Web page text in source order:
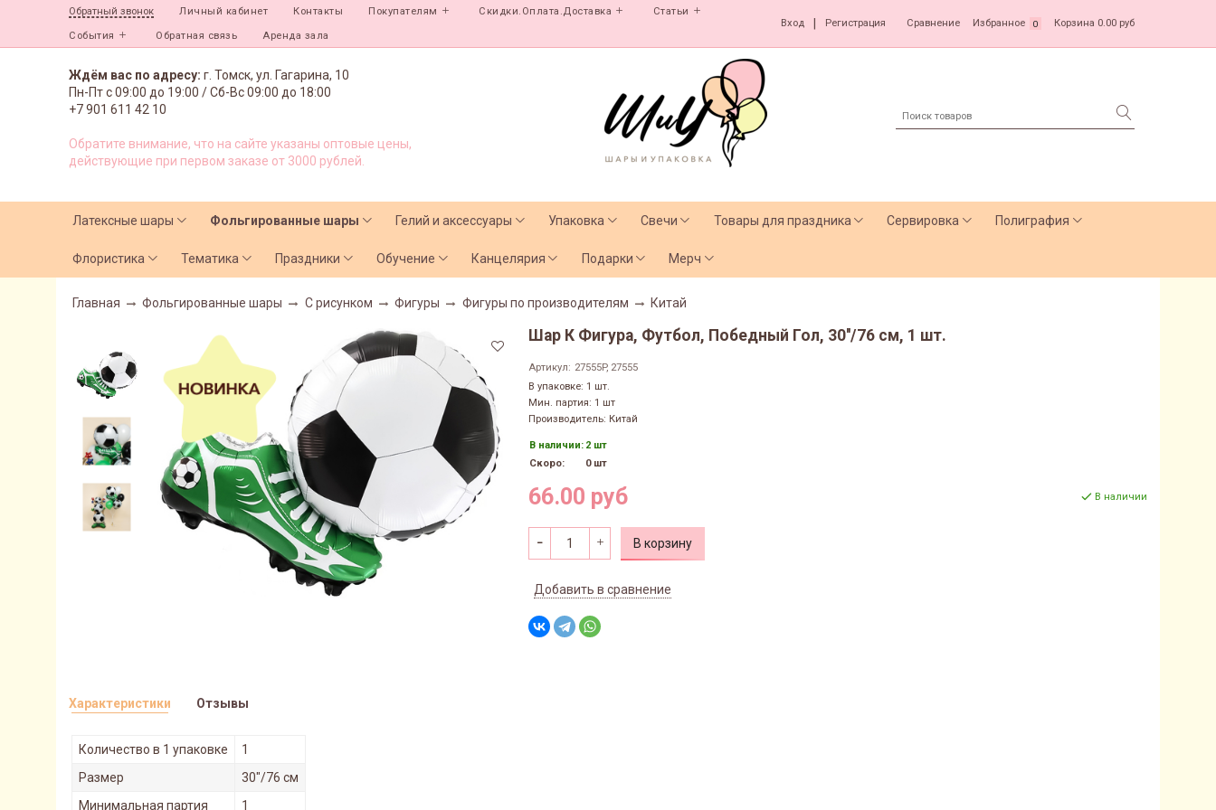
Обратный звонок Личный кабинет Контакты Покупателям Скидки.Оплата.Доставка Статьи
События Обратная связь Аренда зала
Вход Регистрация Сравнение Избранное 0 Корзина 0.00 руб
Ждём вас по адресу: г. Томск, ул. Гагарина, 10
Пн-Пт с09:00 до 19:00 /Сб-Вс 09:00 до 18:00
+7 901 611 42 10
Обратите внимание, что на сайте указаны оптовые цены,
действующие при первом заказе от 3000 рублей.
Латексные шары Фольгированные шары Гелий и аксессуары Упаковка Свечи Товары для праздника Сервировка Полиграфия
Флористика Тематика Праздники Обучение Канцелярия Подарки Мерч
Главная Фольгированные шары С рисунком Фигуры Фигуры по производителям Китай
Шар К Фигура, Футбол, Победный Гол, 30''/76 см, 1 шт.
Артикул: 27555P, 27555
В упаковке: 1 шт.
Мин. партия: 1 шт
Производитель: Китай
В наличии: 2 шт
Скоро:
0 шт
66.00 руб В наличии
В корзину
Добавить в сравнение
Характеристики
Количество в 1 упаковке
1
Размер
30"/76 см
Минимальная партия
1
Отзывы